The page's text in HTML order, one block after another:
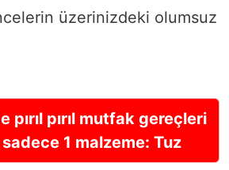
üzerinizdeki olumsuz
pırıl pırıl mutfak gereçleri
1 malzeme: Tuz